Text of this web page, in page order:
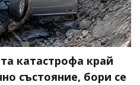
катастрофа край
състояние, бори се